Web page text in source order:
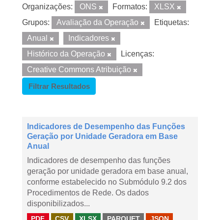
Organizações: ONS Formatos:
XLSX
Grupos:
Avaliação da Operação
Etiquetas:
Anual
Indicadores
Histórico da Operação
Licenças:
Creative Commons Atribuição
Filtrar Resultados
Indicadores de Desempenho das Funções
Geração por Unidade Geradora em Base
Anual
Indicadores de desempenho das funções
geração por unidade geradora em base anual,
conforme estabelecido no Submódulo 9.2 dos
Procedimentos de Rede. Os dados
disponibilizados...